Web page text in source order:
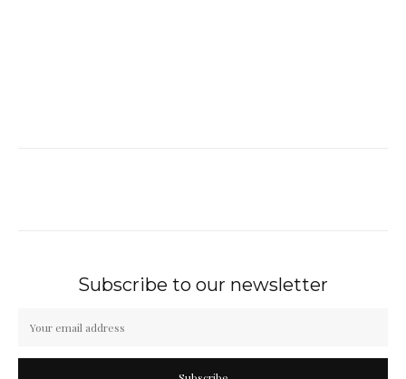
Subscribe to our newsletter